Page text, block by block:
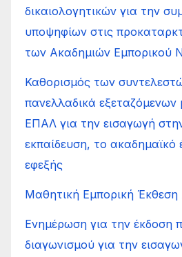
δικαιολογητικών για την
υποψηφίων στις
των Ακαδημιών Εμπορικού
Καθορισμός των
πανελλαδικά
ΕΠΑΛ για την εισαγωγή
εκπαίδευση, το ακαδημαϊκό
εφεξής
Μαθητική Εμπορική
Ενημέρωση για την έκδοση
διαγωνισμού για την